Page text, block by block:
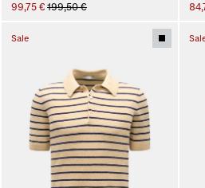
99,75 € 199,50 €
Sale